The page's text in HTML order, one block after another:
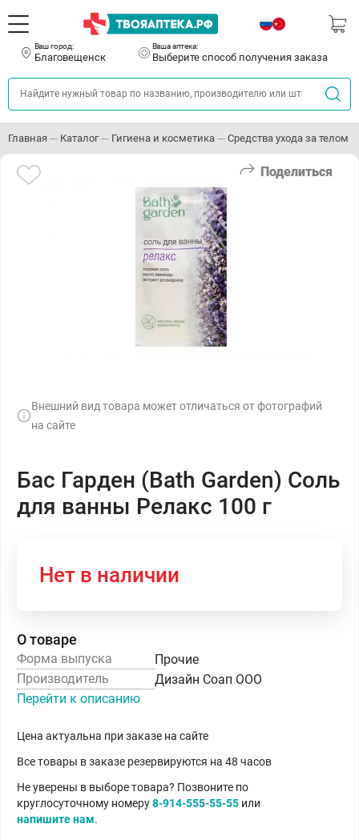
Ваш город:
Благовещенск
Ваша аптека:
Выберите способ получения заказа
Главная Каталог Гигиена и косметика Средства ухода за телом
Поделиться
Внешний вид товара может отличаться от фотографий
на сайте
Бас Гарден (Bath Garden) Соль
для ванны Релакс 100 г
Нет в наличии
О товаре
Форма выпуска
Прочие
Производитель
Дизайн Соап ООО
Перейти к описанию
Цена актуальна при заказе на сайте
Все товары в заказе резервируются на 48 часов
Не уверены в выборе товара? Позвоните по
круглосуточному номеру8-914-555-55-55 или
напишите нам.